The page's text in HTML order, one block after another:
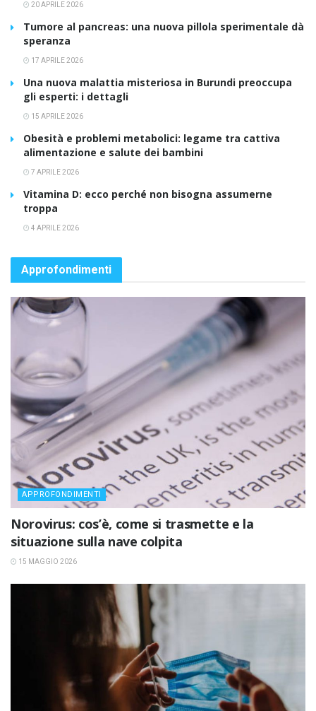
20 APRILE 2026
Tumore al pancreas: una nuova pillola sperimentale dà
speranza
17 APRILE 2026
Una nuova malattia misteriosa in Burundi preoccupa
gli esperti: i dettagli
15 APRILE 2026
Obesità e problemi metabolici: legame tra cattiva
alimentazione e salute dei bambini
7 APRILE 2026
Vitamina D: ecco perché non bisogna assumerne
troppa
4 APRILE 2026
Approfondimenti
APPROFONDIMENTI
Norovirus: cos’è, come si trasmette e la
situazione sulla nave colpita
15 MAGGIO 2026